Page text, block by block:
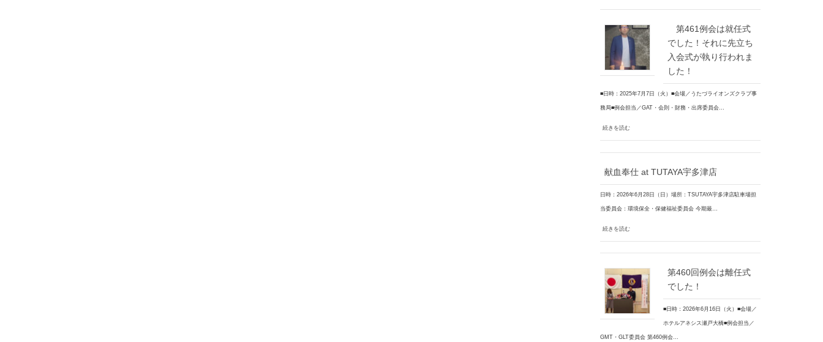
第461例会は就任式
でした！それに先立ち
入会式が執り行われま
した！
■日時：2025年7月7日（火）■会場／うたづライオンズクラブ事
務局■例会担当／GAT・会則・財務・出席委員会…
続きを読む
献血奉仕 at TUTAYA宇多津店
日時：2026年6月28日（日）場所：TSUTAYA宇多津店駐車場担
当委員会：環境保全・保健福祉委員会 今期最…
続きを読む
第460回例会は離任式
でした！
■日時：2026年6月16日（火）■会場／
ホテルアネシス瀬戸大橋■例会担当／
GMT・GLT委員会 第460例会…